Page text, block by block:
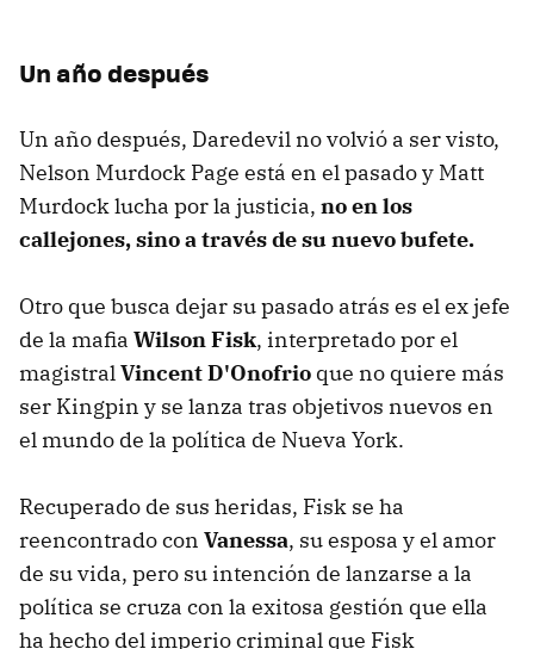
Un año después
Un año después, Daredevil no volvió a ser visto,
Nelson Murdock Page está en el pasado y Matt
Murdock lucha por la justicia, no en los
callejones, sino a través de su nuevo bufete.
Otro que busca dejar su pasado atrás es el ex jefe
de la mafia Wilson Fisk, interpretado por el
magistralVincent D'Onofrio que no quiere más
ser Kingpin y se lanza tras objetivos nuevos en
el mundo de la política de Nueva York.
Recuperado de sus heridas, Fisk se ha
reencontrado con Vanessa, su esposa y el amor
de su vida, pero su intención de lanzarse a la
política se cruza con la exitosa gestión que ella
ha hecho del imperio criminal que Fisk